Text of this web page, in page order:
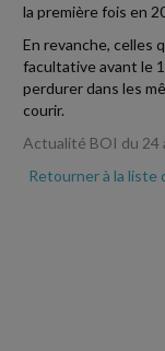
la première fois en
En revanche, celles
facultative avant le
perdurer dans les
courir.
Actualité BOI du 24
Retourner à la liste